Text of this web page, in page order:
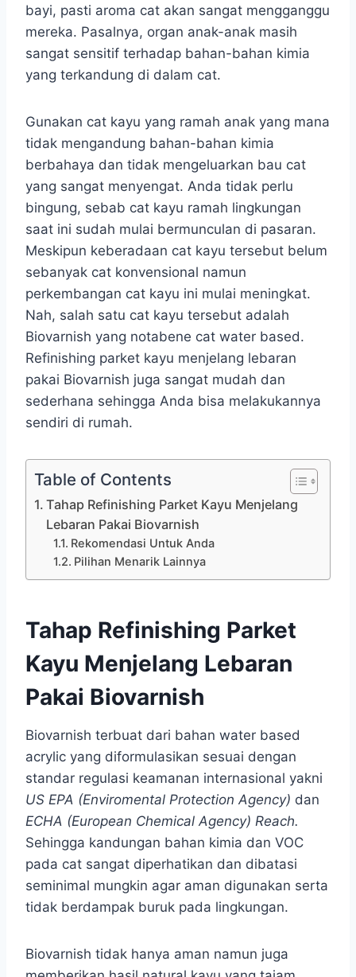
bayi, pasti aroma cat akan sangat mengganggu
mereka. Pasalnya, organ anak-anak masih
sangat sensitif terhadap bahan-bahan kimia
yang terkandung di dalam cat.
Gunakan cat kayu yang ramah anak yang mana
tidak mengandung bahan-bahan kimia
berbahaya dan tidak mengeluarkan bau cat
yang sangat menyengat. Anda tidak perlu
bingung, sebab cat kayu ramah lingkungan
saat ini sudah mulai bermunculan di pasaran.
Meskipun keberadaan cat kayu tersebut belum
sebanyak cat konvensional namun
perkembangan cat kayu ini mulai meningkat.
Nah, salah satu cat kayu tersebut adalah
Biovarnish yang notabene cat water based.
Refinishing parket kayu menjelang lebaran
pakai Biovarnish juga sangat mudah dan
sederhana sehingga Anda bisa melakukannya
sendiri di rumah.
Table of Contents
Tahap Refinishing Parket Kayu Menjelang
Lebaran Pakai Biovarnish
Rekomendasi Untuk Anda
Pilihan Menarik Lainnya
Tahap Refinishing Parket
Kayu Menjelang Lebaran
Pakai Biovarnish
Biovarnish terbuat dari bahan water based
acrylic yang diformulasikan sesuai dengan
standar regulasi keamanan internasional yakni
US EPA (Enviromental Protection Agency) dan
ECHA (European Chemical Agency) Reach.
Sehingga kandungan bahan kimia dan VOC
pada cat sangat diperhatikan dan dibatasi
seminimal mungkin agar aman digunakan serta
tidak berdampak buruk pada lingkungan.
Biovarnish tidak hanya aman namun juga